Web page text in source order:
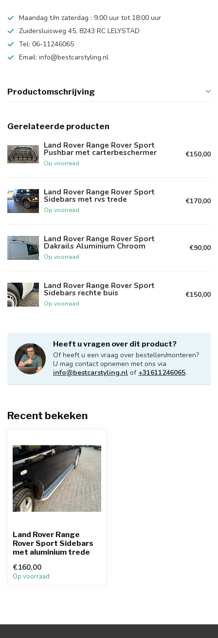
Maandag t/m zaterdag : 9.00 uur tot 18:00 uur
Zuidersluisweg 45, 8243 RC LELYSTAD
Tel: 06-11246065
Email: info@bestcarstyling.nl
Productomschrijving
Gerelateerde producten
Land Rover Range Rover Sport
Pushbar met carterbeschermer
Op voorraad
€150,00
Land Rover Range Rover Sport
Sidebars met rvs trede
Op voorraad
€170,00
Land Rover Range Rover Sport
Dakrails Aluminium Chroom
Op voorraad
€90,00
Land Rover Range Rover Sport
Sidebars rechte buis
Op voorraad
€150,00
Heeft u vragen over dit product?
Of heeft u een vraag over bestellen/monteren?
U mag contact opnemen met ons via
info@bestcarstyling.nl of +31611246065.
Recent bekeken
Land Rover Range
Rover Sport Sidebars
met aluminium trede
€160,00
Op voorraad